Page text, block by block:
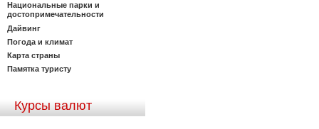
Национальные парки и
достопримечательности
Дайвинг
Погода и климат
Карта страны
Памятка туристу
Курсы валют